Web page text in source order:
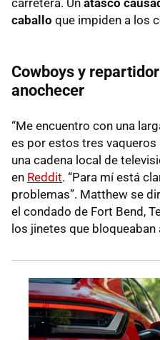
caballo que impiden a los
Cowboys y
anochecer
“Me encuentro con una
es por estos tres vaqueros
una cadena local de
en Reddit. “Para mí está
problemas”. Matthew se
el condado de Fort Bend,
los jinetes que